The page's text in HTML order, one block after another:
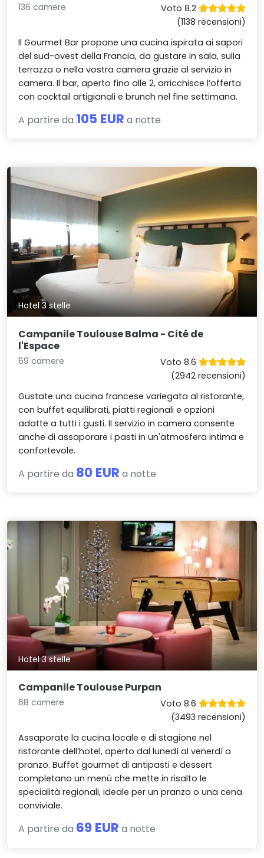
136 camere
Voto 8.2
(1138 recensioni)
Il Gourmet Bar propone una cucina ispirata ai sapori
del sud-ovest della Francia, da gustare in sala, sulla
terrazza o nella vostra camera grazie al servizio in
camera. Il bar, aperto fino alle 2, arricchisce l’offerta
con cocktail artigianali e brunch nel fine settimana.
A partire da 105 EUR a notte
Hotel 3 stelle
Campanile Toulouse Balma - Cité de
l'Espace
69 camere
Voto 8.6
(2942 recensioni)
Gustate una cucina francese variegata al ristorante,
con buffet equilibrati, piatti regionali e opzioni
adatte a tutti i gusti. Il servizio in camera consente
anche di assaporare i pasti in un'atmosfera intima e
confortevole.
A partire da 80 EUR a notte
Hotel 3 stelle
Campanile Toulouse Purpan
68 camere
Voto 8.6
(3493 recensioni)
Assaporate la cucina locale e di stagione nel
ristorante dell’hotel, aperto dal lunedì al venerdì a
pranzo. Buffet gourmet di antipasti e dessert
completano un menù che mette in risalto le
specialità regionali, ideale per un pranzo o una cena
conviviale.
A partire da 69 EUR a notte